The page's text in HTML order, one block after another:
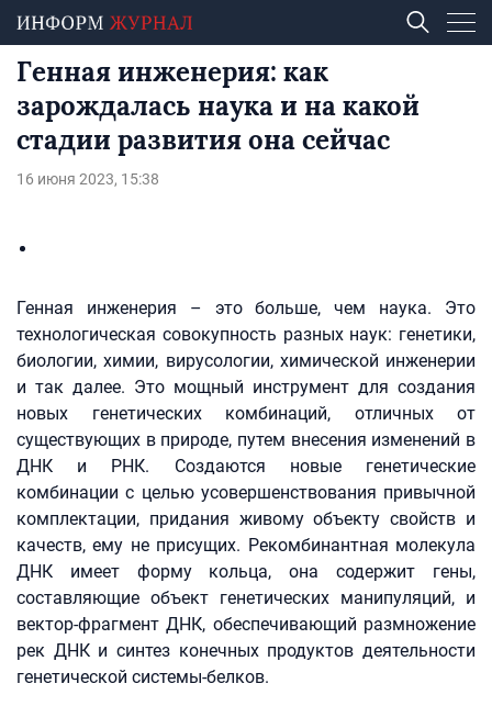
Генная инженерия: как
зарождалась наука и на какой
стадии развития она сейчас
16 июня 2023, 15:38
Генная инженерия – это больше, чем наука. Это
технологическая совокупность разных наук: генетики,
биологии, химии, вирусологии, химической инженерии
и так далее. Это мощный инструмент для создания
новых генетических комбинаций, отличных от
существующих в природе, путем внесения изменений в
ДНК и РНК. Создаются новые генетические
комбинации с целью усовершенствования привычной
комплектации, придания живому объекту свойств и
качеств, ему не присущих. Рекомбинантная молекула
ДНК имеет форму кольца, она содержит гены,
составляющие объект генетических манипуляций, и
вектор-фрагмент ДНК, обеспечивающий размножение
рек ДНК и синтез конечных продуктов деятельности
генетической системы-белков.